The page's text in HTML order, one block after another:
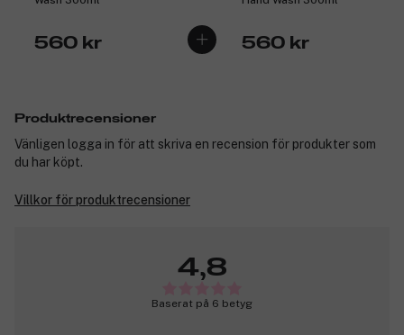
560 kr 560 kr
Produktrecensioner
Vänligen logga in för att skriva en recension för produkter som
du har köpt.
Villkor för produktrecensioner
4,8
Baserat på 6 betyg